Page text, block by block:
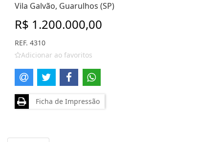
Vila Galvão, Guarulhos (SP)
R$ 1.200.000,00
REF. 4310
Adicionar ao favoritos
Ficha de Impressão